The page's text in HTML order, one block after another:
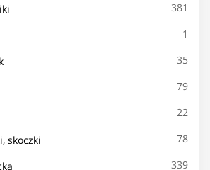
381
1
35
79
22
skoczki 78
339